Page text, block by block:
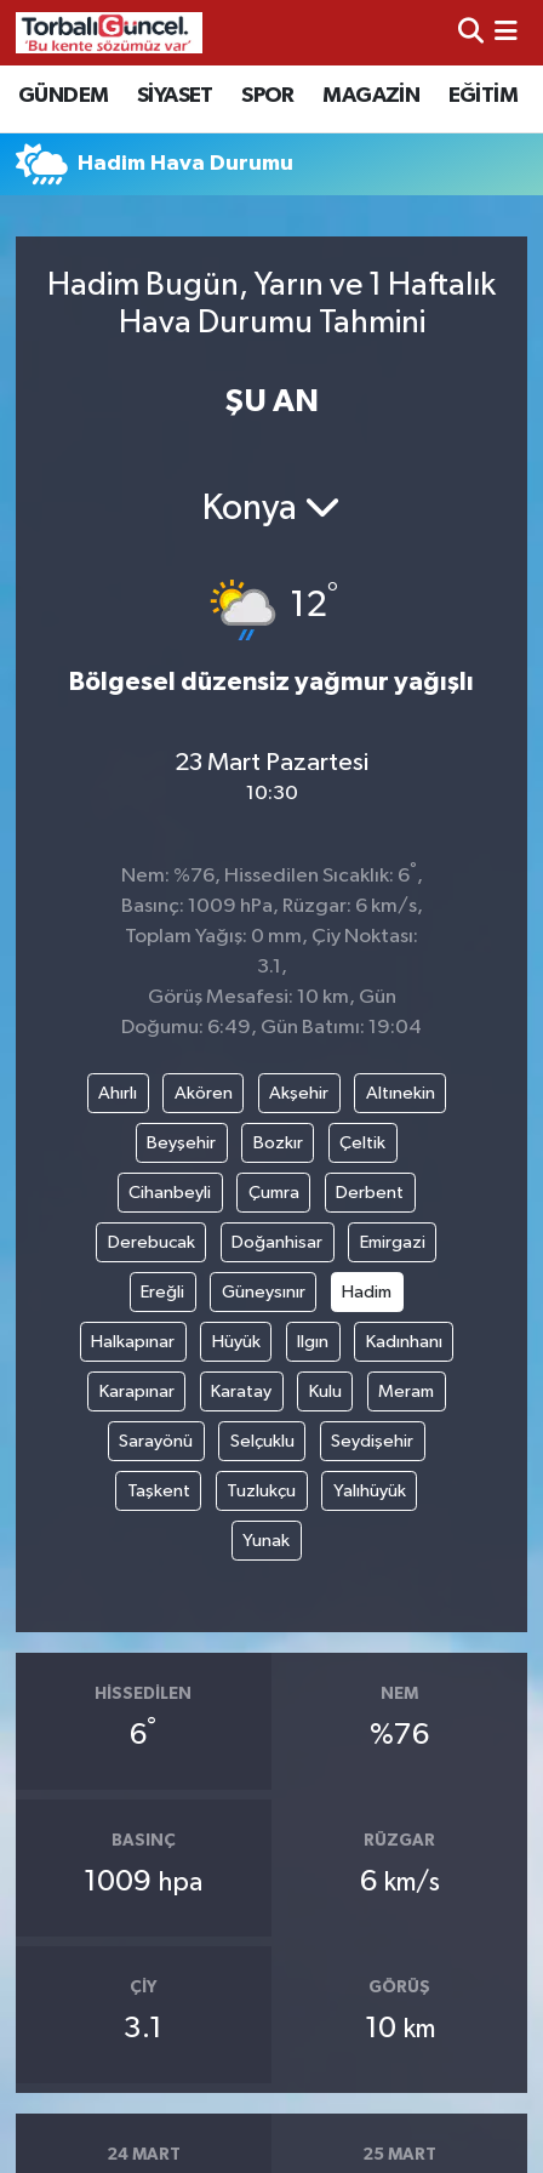
GÜNDEM SİYASET SPOR MAGAZİN EĞİTİM
Hadim Hava Durumu
Hadim Bugün, Yarın ve 1 Haftalık
Hava Durumu Tahmini
ŞU AN
Konya
12°
Bölgesel düzensiz yağmur yağışlı
23 Mart Pazartesi
10:30
Nem: %76, Hissedilen Sıcaklık: 6° ,
Basınç: 1009 hPa, Rüzgar: 6 km/s,
Toplam Yağış: 0 mm, Çiy Noktası:
3.1,
Görüş Mesafesi: 10 km, Gün
Doğumu: 6:49, Gün Batımı: 19:04
Ahırlı Akören Akşehir Altınekin
Beyşehir Bozkır Çeltik
Cihanbeyli Çumra Derbent
Derebucak Doğanhisar Emirgazi
Ereğli Güneysınır Hadim
Halkapınar Hüyük Ilgın Kadınhanı
Karapınar Karatay Kulu Meram
Sarayönü Selçuklu Seydişehir
Taşkent Tuzlukçu Yalıhüyük
Yunak
HISSEDILEN
6°
NEM
%76
BASINÇ
1009 hpa
RÜZGAR
6 km/s
ÇIY
3.1
GÖRÜŞ
10 km
24 MART 25 MART
İzmir Nöbetçi Eczaneler
İzmir Hava Durumu
İzmir Trafik Yoğunluk Haritası
Süper Lig Puan Durumu ve Fikstür